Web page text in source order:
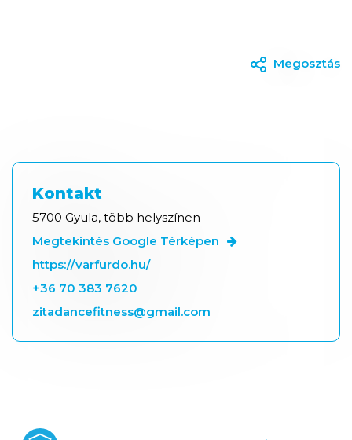
Megosztás
Kontakt
5700 Gyula, több helyszínen
Megtekintés Google Térképen
https://varfurdo.hu/
+36 70 383 7620
zitadancefitness@gmail.com